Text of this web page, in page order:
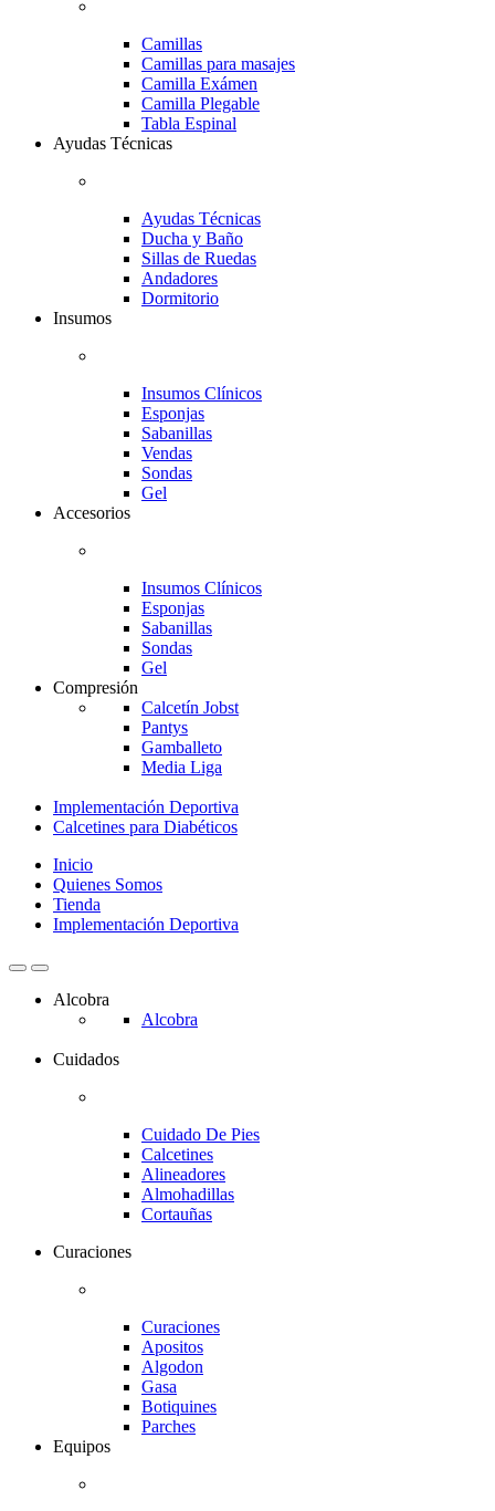
Camillas
Camillas para masajes
Camilla Exámen
Camilla Plegable
Tabla Espinal
Ayudas Técnicas
Ayudas Técnicas
Ducha y Baño
Sillas de Ruedas
Andadores
Dormitorio
Insumos
Insumos Clínicos
Esponjas
Sabanillas
Vendas
Sondas
Gel
Accesorios
Insumos Clínicos
Esponjas
Sabanillas
Sondas
Gel
Compresión
Calcetín Jobst
Pantys
Gamballeto
Media Liga
Implementación Deportiva
Calcetines para Diabéticos
Inicio
Quienes Somos
Tienda
Implementación Deportiva
Alcobra
Alcobra
Cuidados
Cuidado De Pies
Calcetines
Alineadores
Almohadillas
Cortauñas
Curaciones
Curaciones
Apositos
Algodon
Gasa
Botiquines
Parches
Equipos